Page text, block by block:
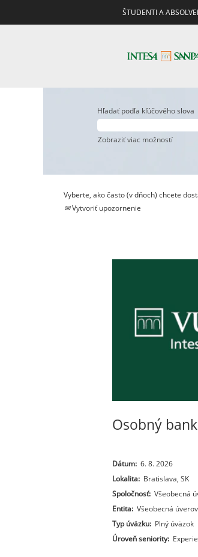
ŠTUDENTI A
Hľadať podľa kľúčového slova
Zobraziť viac možností
Vyberte, ako často (v dňoch) chcete
Vytvoriť upozornenie
Osobný
Dátum: 6. 8. 2026
Lokalita: Bratislava, SK
Spoločnosť: Všeobecná
Entita: Všeobecná
Typ úväzku: Plný úväzok
Úroveň seniority: